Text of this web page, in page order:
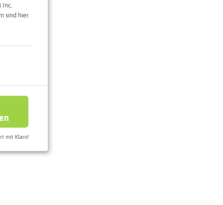
Inc.
sind hier
mit Klaro!